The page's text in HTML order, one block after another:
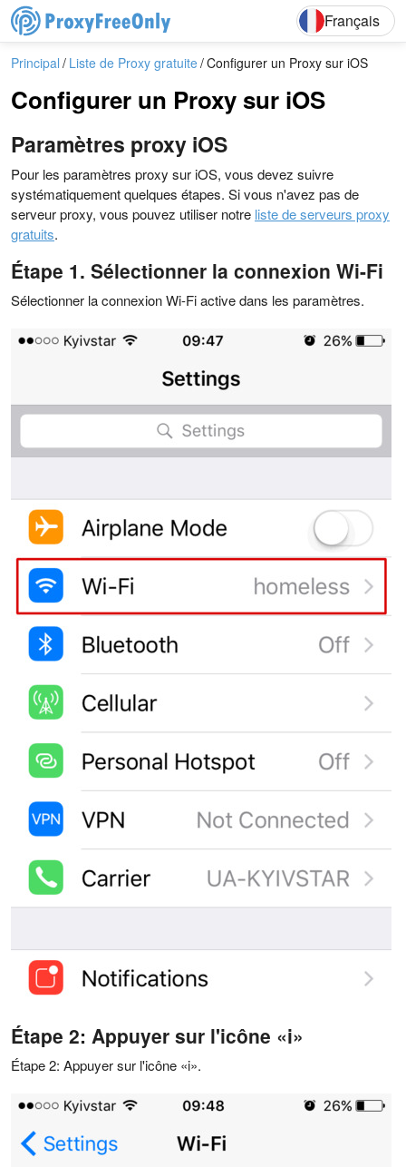
EnglishDeutsch
Français
Principal Liste de Proxy gratuite Configurer un Proxy sur iOS
Configurer un Proxy sur iOS
Paramètres proxy iOS
Pour les paramètres proxy sur iOS, vous devez suivre
systématiquement quelques étapes. Si vous n'avez pas de
serveur proxy, vous pouvez utiliser notre liste de serveurs proxy
gratuits.
Étape 1. Sélectionner la connexion Wi-Fi
Sélectionner la connexion Wi-Fi active dans les paramètres.
Étape 2: Appuyer sur l'icône «i»
Étape 2: Appuyer sur l'icône «i».